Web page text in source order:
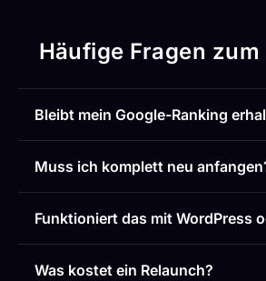
Häufige Fragen zum
Bleibt mein Google-Ranking
Muss ich komplett neu
Funktioniert das mit WordPress
Was kostet ein Relaunch?